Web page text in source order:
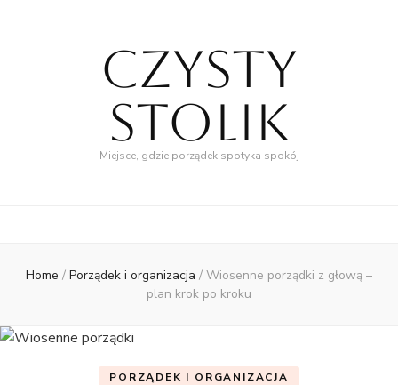
Czysty
Stolik
Miejsce, gdzie porządek spotyka spokój
Home / Porządek i organizacja / Wiosenne porządki z głową –
plan krok po kroku
PORZĄDEK I ORGANIZACJA